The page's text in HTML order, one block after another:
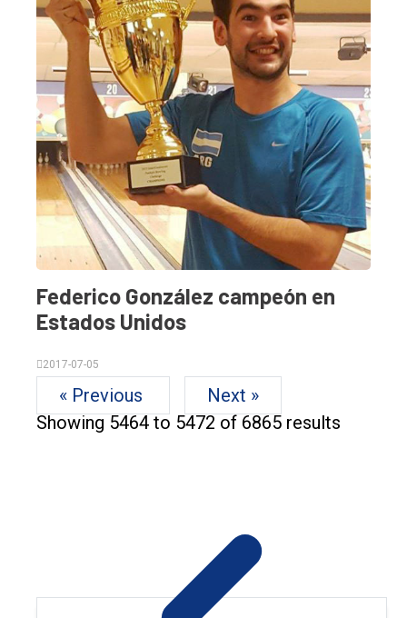
Federico González campeón en
Estados Unidos
2017-07-05
« Previous
Next »
Showing 5464 to 5472 of 6865 results